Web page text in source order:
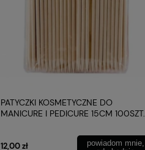
PATYCZKI KOSMETYCZNE DO
MANICURE I PEDICURE 15CM 100SZT.
12,00 zł
powiadom mnie,